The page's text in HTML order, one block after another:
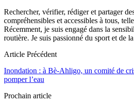
Rechercher, vérifier, rédiger et partager
compréhensibles et accessibles à tous,
Récemment, je suis engagé dans la
routière. Je suis passionné du sport et de
Article Précédent
Inondation : à Bè-Ahligo, un comité de
pomper l’eau
Prochain article